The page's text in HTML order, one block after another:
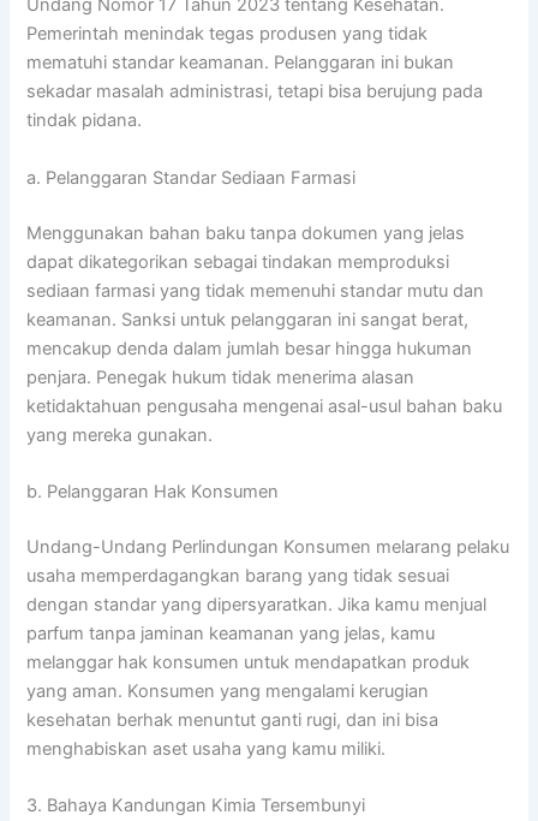
Undang Nomor 17 Tahun 2023 tentang Kesehatan.
Pemerintah menindak tegas produsen yang tidak
mematuhi standar keamanan. Pelanggaran ini bukan
sekadar masalah administrasi, tetapi bisa berujung pada
tindak pidana.
a. Pelanggaran Standar Sediaan Farmasi
Menggunakan bahan baku tanpa dokumen yang jelas
dapat dikategorikan sebagai tindakan memproduksi
sediaan farmasi yang tidak memenuhi standar mutu dan
keamanan. Sanksi untuk pelanggaran ini sangat berat,
mencakup denda dalam jumlah besar hingga hukuman
penjara. Penegak hukum tidak menerima alasan
ketidaktahuan pengusaha mengenai asal-usul bahan baku
yang mereka gunakan.
b. Pelanggaran Hak Konsumen
Undang-Undang Perlindungan Konsumen melarang pelaku
usaha memperdagangkan barang yang tidak sesuai
dengan standar yang dipersyaratkan. Jika kamu menjual
parfum tanpa jaminan keamanan yang jelas, kamu
melanggar hak konsumen untuk mendapatkan produk
yang aman. Konsumen yang mengalami kerugian
kesehatan berhak menuntut ganti rugi, dan ini bisa
menghabiskan aset usaha yang kamu miliki.
3. Bahaya Kandungan Kimia Tersembunyi